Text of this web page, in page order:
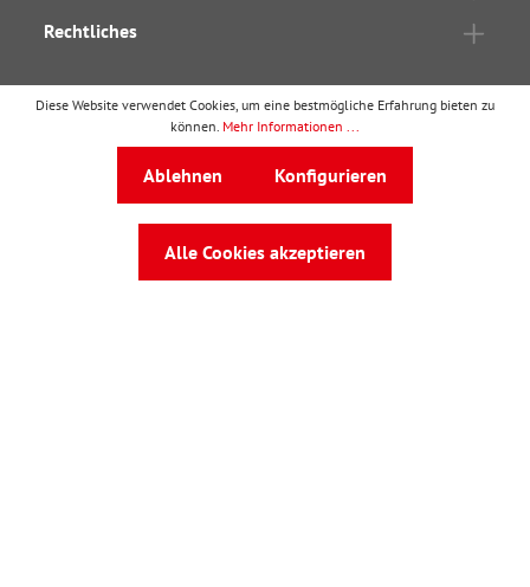
Rechtliches
wbv Publikationist ein Geschäftsbereich vonwbv
Auf dem Esch 4 · 33619 Bielefeld · Telefon
service@wbv.de
Folgen Sie uns auf:
Diese Website verwendet Cookies, um eine bestmögliche Erfahrung bieten zu
können. Mehr Informationen ...
Ablehnen Konfigurieren
Alle Cookies akzeptieren